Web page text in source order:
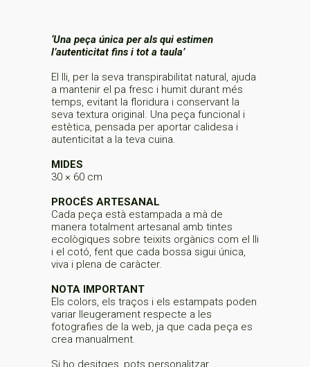
‘Una peça única per als qui estimen
l’autenticitat fins i tot a taula’
El lli, per la seva transpirabilitat natural, ajuda
a mantenir el pa fresc i humit durant més
temps, evitant la floridura i conservant la
seva textura original. Una peça funcional i
estètica, pensada per aportar calidesa i
autenticitat a la teva cuina.
MIDES
30 × 60 cm
PROCÉS ARTESANAL
Cada peça està estampada a mà de
manera totalment artesanal amb tintes
ecològiques sobre teixits orgànics com el lli
i el cotó, fent que cada bossa sigui única,
viva i plena de caràcter.
NOTA IMPORTANT
Els colors, els traços i els estampats poden
variar lleugerament respecte a les
fotografies de la web, ja que cada peça es
crea manualment.
Si ho desitges, pots personalitzar